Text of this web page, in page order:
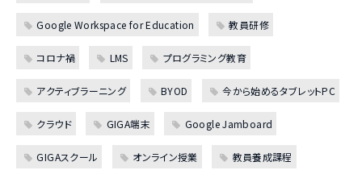
Google Workspace for Education 教員研修
コロナ禍 LMS プログラミング教育
アクティブラーニング BYOD 今から始めるタブレットPC
クラウド GIGA端末 Google Jamboard
GIGAスクール オンライン授業 教員養成課程